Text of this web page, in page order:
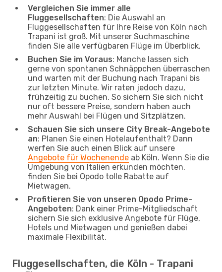
Vergleichen Sie immer alle
Fluggesellschaften: Die Auswahl an
Fluggesellschaften für Ihre Reise von Köln nach
Trapani ist groß. Mit unserer Suchmaschine
finden Sie alle verfügbaren Flüge im Überblick.
Buchen Sie im Voraus: Manche lassen sich
gerne von spontanen Schnäppchen überraschen
und warten mit der Buchung nach Trapani bis
zur letzten Minute. Wir raten jedoch dazu,
frühzeitig zu buchen. So sichern Sie sich nicht
nur oft bessere Preise, sondern haben auch
mehr Auswahl bei Flügen und Sitzplätzen.
Schauen Sie sich unsere City Break-Angebote
an: Planen Sie einen Hotelaufenthalt? Dann
werfen Sie auch einen Blick auf unsere
Angebote für Wochenende ab Köln. Wenn Sie die
Umgebung von Italien erkunden möchten,
finden Sie bei Opodo tolle Rabatte auf
Mietwagen.
Profitieren Sie von unseren Opodo Prime-
Angeboten: Dank einer Prime-Mitgliedschaft
sichern Sie sich exklusive Angebote für Flüge,
Hotels und Mietwagen und genießen dabei
maximale Flexibilität.
Fluggesellschaften, die Köln - Trapani